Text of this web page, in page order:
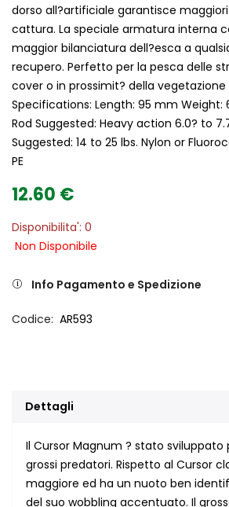
dorso all?artificiale garantisce
cattura. La speciale armatura interna
maggior bilanciatura dell?esca a
recupero. Perfetto per la pesca delle
cover o in prossimit? della
Specifications: Length: 95 mm Weight:
Rod Suggested: Heavy action 6.0? to
Suggested: 14 to 25 lbs. Nylon or
PE
12.60 €
Disponibilita': 0
Non Disponibile
Info Pagamento e Spedizione
Codice AR593
Dettagli
Il Cursor Magnum ? stato sviluppato
grossi predatori. Rispetto al Cursor
maggiore ed ha un nuoto ben
del suo wobbling accentuato. Il